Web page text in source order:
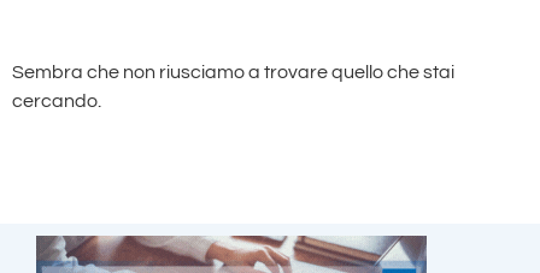
Sembra che non riusciamo a trovare quello che stai
cercando.